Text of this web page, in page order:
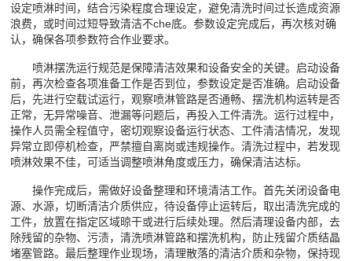
设定喷淋时间，结合污染程度合理设定，避免清洗时间过长造成资源
浪费，或时间过短导致清洁不che底。参数设定完成后，再次核对确
认，确保各项参数符合作业要求。
喷淋摆洗运行规范是保障清洁效果和设备安全的关键。启动设备
前，再次检查各项准备工作是否到位，参数设定是否准确。启动设备
后，先进行空载试运行，观察喷淋管路是否通畅、摆洗机构运转是否
正常，无异常噪音、泄漏等问题后，再投入工件清洗。运行过程中，
操作人员需全程值守，密切观察设备运行状态、工件清洁情况，发现
异常立即停机检查，严禁擅自离岗或违规操作。清洗过程中，若发现
喷淋效果不佳，可适当调整喷淋角度或压力，确保清洁达标。
操作完成后，需做好设备整理和环境清洁工作。首先关闭设备电
源、水源，切断清洁介质供应，待设备停止运转后，取出清洗完成的
工件，放置在指定区域晾干或进行后续处理。然后清理设备内部，去
除残留的杂物、污渍，清洗喷淋管路和摆洗机构，防止残留介质结晶
堵塞管路。最后整理作业现场，清理散落的清洁介质和杂物，保持现